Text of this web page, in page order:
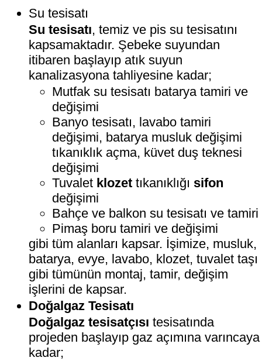
Su tesisatı
Su tesisatı, temiz ve pis su tesisatını
kapsamaktadır. Şebeke suyundan
itibaren başlayıp atık suyun
kanalizasyona tahliyesine kadar;
Mutfak su tesisatı batarya tamiri ve
değişimi
Banyo tesisatı, lavabo tamiri
değişimi, batarya musluk değişimi
tıkanıklık açma, küvet duş teknesi
değişimi
Tuvalet klozet tıkanıklığı sifon
değişimi
Bahçe ve balkon su tesisatı ve tamiri
Pimaş boru tamiri ve değişimi
gibi tüm alanları kapsar. İşimize, musluk,
batarya, evye, lavabo, klozet, tuvalet taşı
gibi tümünün montaj, tamir, değişim
işlerini de kapsar.
Doğalgaz Tesisatı
Doğalgaz tesisatçısı tesisatında
projeden başlayıp gaz açımına varıncaya
kadar;